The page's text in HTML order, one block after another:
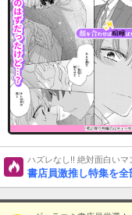
ハズレなし!! 絶対面白い
書店員激推し特集を全